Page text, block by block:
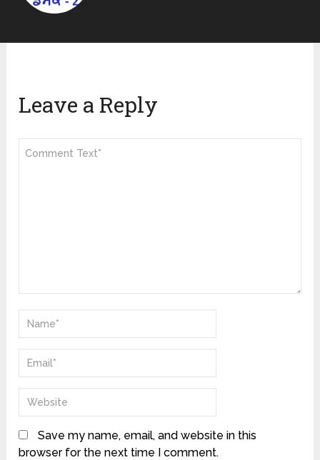
Leave a Reply
Save my name, email, and website in this
browser for the next time I comment.